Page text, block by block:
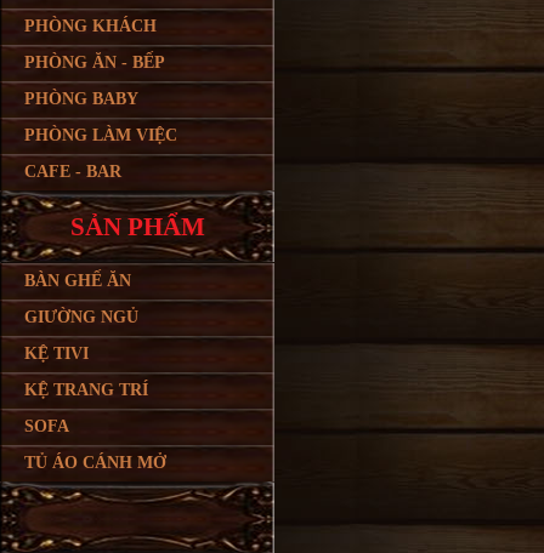
PHÒNG KHÁCH
PHÒNG ĂN - BẾP
PHÒNG BABY
PHÒNG LÀM VIỆC
CAFE - BAR
SẢN PHẨM
BÀN GHẾ ĂN
GIƯỜNG NGỦ
KỆ TIVI
KỆ TRANG TRÍ
SOFA
TỦ ÁO CÁNH MỞ